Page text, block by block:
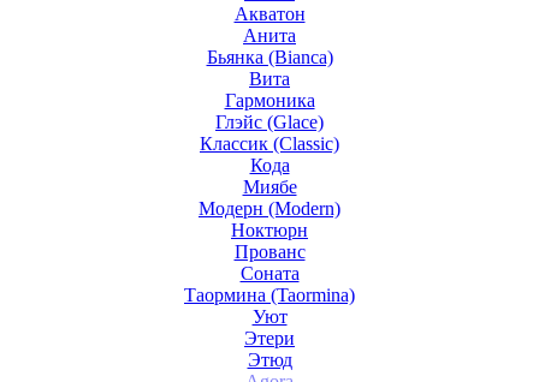
Акватон
Анита
Бьянка (Bianca)
Вита
Гармоника
Глэйс (Glace)
Классик (Classic)
Кода
Миябе
Модерн (Modern)
Ноктюрн
Прованс
Соната
Таормина (Taormina)
Уют
Этери
Этюд